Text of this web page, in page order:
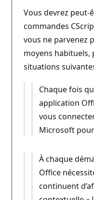
Vous devrez peut-
commandes
vous ne parvenez
moyens habituels,
situations
Chaque fois
application
vous
Microsoft
À chaque
Office
continuent